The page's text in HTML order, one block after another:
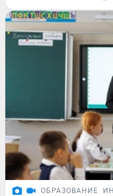
ОБРАЗОВАНИЕ